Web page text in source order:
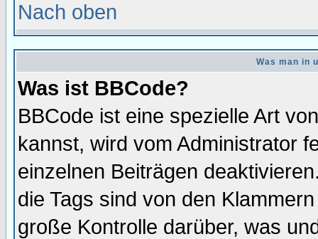
Nach oben
Was man in
Was ist BBCode?
BBCode ist eine spezielle Art
kannst, wird vom Administrator
einzelnen Beiträgen
die Tags sind von den
große Kontrolle darüber, was